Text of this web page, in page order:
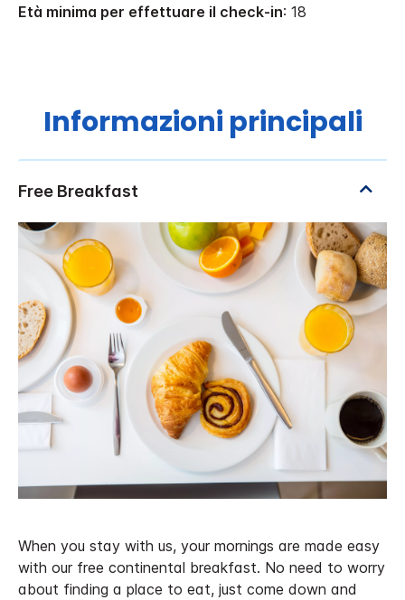
Età minima per effettuare il check-in: 18
Informazioni principali
When you stay with us, your mornings are made easy
with our free continental breakfast. No need to worry
about finding a place to eat, just come down and